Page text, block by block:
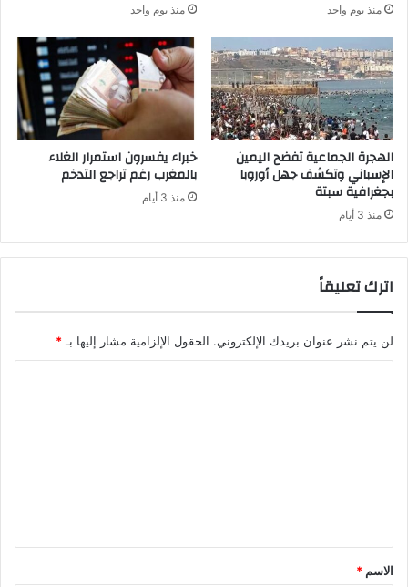
منذ يوم واحد منذ يوم واحد
الهجرة الجماعية تفضح اليمين
الإسباني وتكشف جهل أوروبا
بجغرافية سبتة
منذ 3 أيام
خبراء يفسرون استمرار الغلاء
بالمغرب رغم تراجع التدخم
منذ 3 أيام
اترك تعليقاً
لن يتم نشر عنوان بريدك الإلكتروني. الحقول الإلزامية مشار إليها بـ *
*
الاسم *